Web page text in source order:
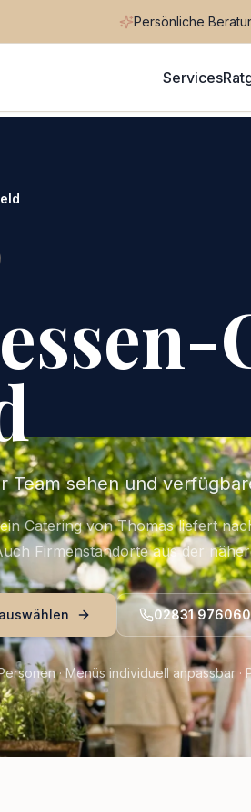
Persönliche
Services
Team sehen und
Catering von Thomas liefert
Firmenstandorte aus der
02831
· Menüs individuell anpassbar